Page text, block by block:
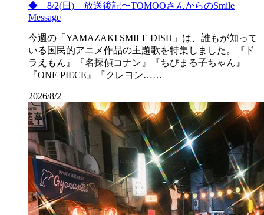
◆ 8/2(日) 放送後記〜TOMOOさんからのSmile
Message
今週の「YAMAZAKI SMILE DISH」は、誰もが知って
いる国民的アニメ作品の主題歌を特集しました。『ド
ラえもん』『名探偵コナン』『ちびまる子ちゃん』
『ONE PIECE』『クレヨン……
2026/8/2